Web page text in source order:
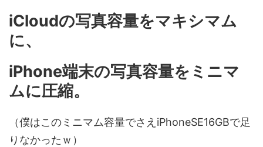
iCloudの写真容量をマキシマム
に、
iPhone端末の写真容量をミニマ
ムに圧縮。
（僕はこのミニマム容量でさえiPhoneSE16GBで足
りなかったｗ）